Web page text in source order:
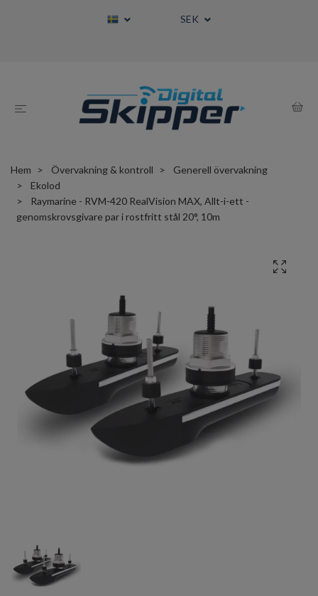
SEK
Hem Övervakning & kontroll
Generell övervakning
Ekolod
Raymarine - RVM-420 RealVision MAX, Allt-i-ett -
genomskrovsgivare par i rostfritt stål 20°, 10m